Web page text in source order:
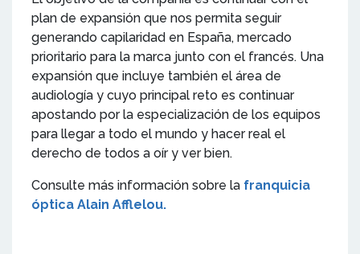
plan de expansión que nos permita seguir
generando capilaridad en España, mercado
prioritario para la marca junto con el francés. Una
expansión que incluye también el área de
audiología y cuyo principal reto es continuar
apostando por la especialización de los equipos
para llegar a todo el mundo y hacer real el
derecho de todos a oír y ver bien.
Consulte más información sobre la franquicia
óptica Alain Afflelou.